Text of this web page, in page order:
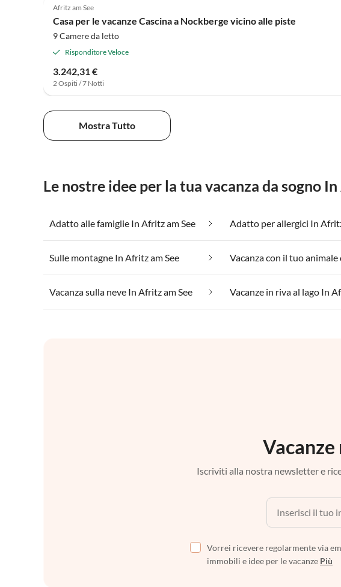
Afritz am See
Casa per le vacanze Cascina a Nockberge vicino alle piste
9 Camere da letto
Risponditore Veloce
3.242,31 €
2 Ospiti / 7 Notti
Mostra Tutto
Le nostre idee per la tua vacanza da sogno
Adatto alle famiglie In Afritz am See Adatto per allergici In
Sulle montagne In Afritz am See
Vacanza sulla neve In Afritz am See
Iscriviti alla nostra newsletter e
Vorrei ricevere regolarmente via
immobili e idee per le vacanze Più